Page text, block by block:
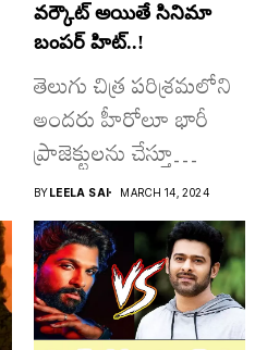
వర్కౌట్ అయితే సినిమా
బంపర్ హిట్..!
తెలుగు చిత్ర పరిశ్రమలోని
అందరు హీరోలూ భారీ
ప్రాజెక్టులను చేస్తూ
దూసుకుపోతోన్నారు.
అందులో కొందరు
మాత్రమే...
BYLEELA SAI MARCH 14, 2024